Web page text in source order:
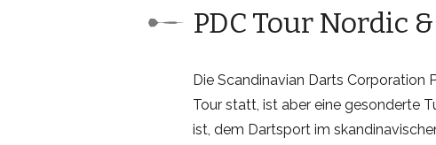
PDC Tour Nordic
Die Scandinavian Darts Corporation
Tour statt, ist aber eine gesonderte
ist, dem Dartsport im